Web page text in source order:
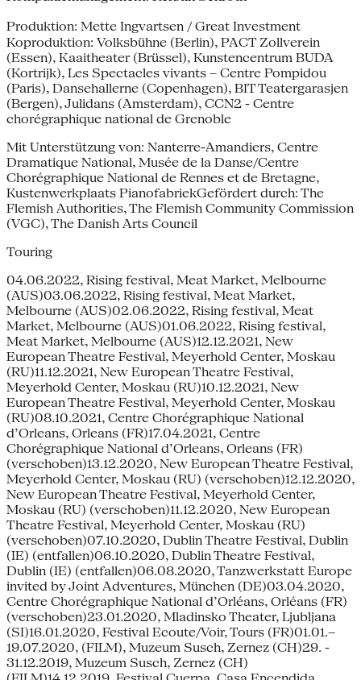
Produktion: Mette Ingvartsen / Great Investment
Koproduktion: Volksbühne (Berlin), PACT Zollverein
(Essen), Kaaitheater (Brüssel), Kunstencentrum BUDA
(Kortrijk), Les Spectacles vivants – Centre Pompidou
(Paris), Dansehallerne (Copenhagen), BIT Teatergarasjen
(Bergen), Julidans (Amsterdam), CCN2 - Centre
chorégraphique national de Grenoble
Mit Unterstützung von: Nanterre-Amandiers, Centre
Dramatique National, Musée de la Danse/Centre
Chorégraphique National de Rennes et de Bretagne,
Kustenwerkplaats PianofabriekGefördert durch: The
Flemish Authorities, The Flemish Community Commission
(VGC), The Danish Arts Council
Touring
04.06.2022, Rising festival, Meat Market, Melbourne
(AUS)03.06.2022, Rising festival, Meat Market,
Melbourne (AUS)02.06.2022, Rising festival, Meat
Market, Melbourne (AUS)01.06.2022, Rising festival,
Meat Market, Melbourne (AUS)12.12.2021, New
European Theatre Festival, Meyerhold Center, Moskau
(RU)11.12.2021, New European Theatre Festival,
Meyerhold Center, Moskau (RU)10.12.2021, New
European Theatre Festival, Meyerhold Center, Moskau
(RU)08.10.2021, Centre Chorégraphique National
d’Orleans, Orleans (FR)17.04.2021, Centre
Chorégraphique National d’Orleans, Orleans (FR)
(verschoben)13.12.2020, New European Theatre Festival,
Meyerhold Center, Moskau (RU) (verschoben)12.12.2020,
New European Theatre Festival, Meyerhold Center,
Moskau (RU) (verschoben)11.12.2020, New European
Theatre Festival, Meyerhold Center, Moskau (RU)
(verschoben)07.10.2020, Dublin Theatre Festival, Dublin
(IE) (entfallen)06.10.2020, Dublin Theatre Festival,
Dublin (IE) (entfallen)06.08.2020, Tanzwerkstatt Europe
invited by Joint Adventures, München (DE)03.04.2020,
Centre Chorégraphique National d’Orléans, Orléans (FR)
(verschoben)23.01.2020, Mladinsko Theater, Ljubljana
(SI)16.01.2020, Festival Ecoute/Voir, Tours (FR)01.01.–
19.07.2020, (FILM), Muzeum Susch, Zernez (CH)29. -
31.12.2019, Muzeum Susch, Zernez (CH)